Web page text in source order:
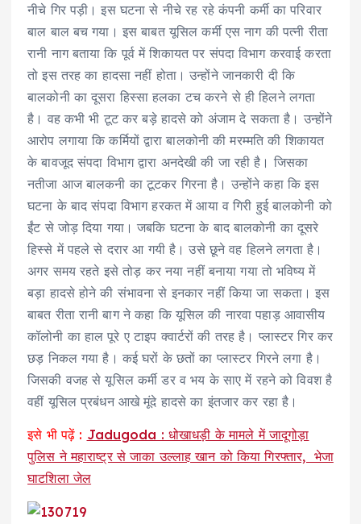
नीचे गिर पड़ी। इस घटना से नीचे रह रहे कंपनी कर्मी का परिवार
बाल बाल बच गया। इस बाबत यूसिल कर्मी एस नाग की पत्नी रीता
रानी नाग बताया कि पूर्व में शिकायत पर संपदा विभाग करवाई करता
तो इस तरह का हादसा नहीं होता। उन्होंने जानकारी दी कि
बालकोनी का दूसरा हिस्सा हलका टच करने से ही हिलने लगता
है। वह कभी भी टूट कर बड़े हादसे को अंजाम दे सकता है। उन्होंने
आरोप लगाया कि कर्मियों द्वारा बालकोनी की मरम्मति की शिकायत
के बावजूद संपदा विभाग द्वारा अनदेखी की जा रही है। जिसका
नतीजा आज बालकनी का टूटकर गिरना है। उन्होंने कहा कि इस
घटना के बाद संपदा विभाग हरकत में आया व गिरी हुई बालकोनी को
ईंट से जोड़ दिया गया। जबकि घटना के बाद बालकोनी का दूसरे
हिस्से में पहले से दरार आ गयी है। उसे छूने वह हिलने लगता है।
अगर समय रहते इसे तोड़ कर नया नहीं बनाया गया तो भविष्य में
बड़ा हादसे होने की संभावना से इनकार नहीं किया जा सकता। इस
बाबत रीता रानी बाग ने कहा कि यूसिल की नारवा पहाड़ आवासीय
कॉलोनी का हाल पूरे ए टाइप क्वार्टरों की तरह है। प्लास्टर गिर कर
छड़ निकल गया है। कई घरों के छतों का प्लास्टर गिरने लगा है।
जिसकी वजह से यूसिल कर्मी डर व भय के साए में रहने को विवश है
वहीं यूसिल प्रबंधन आखे मूंदे हादसे का इंतजार कर रहा है।
इसे भी पढ़ें : Jadugoda : धोखाधड़ी के मामले में जादूगोड़ा
पुलिस ने महाराष्ट्र से जाका उल्लाह खान को किया गिरफ्तार, भेजा
घाटशिला जेल